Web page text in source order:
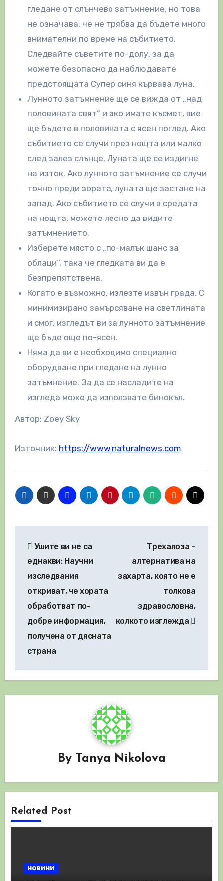
гледане от слънчево затъмнение, но това
не означава, че не трябва да бъдете много
внимателни по време на събитието.
Следвайте съветите по-долу, за да
можете безопасно да наблюдавате
предстоящата Супер синя кървава луна.
Лунното затъмнение ще се вижда от „над
половината свят“ и ако имате късмет, вие
ще бъдете в половината с ясен поглед. Ако
събитието се случи през нощта или малко
след залез слънце, Луната ще се издигне
на изток. Ако лунното затъмнение се случи
точно преди зората, луната ще застане на
запад. Ако събитието се случи в средата
на нощта, можете лесно да видите
затъмнението.
Изберете място с „по-малък шанс за
облаци“, така че гледката ви да е
безпрепятствена.
Когато е възможно, излезте извън града. С
минимизирано замърсяване на светлината
и смог, изгледът ви за лунното затъмнение
ще бъде още по-ясен.
Няма да ви е необходимо специално
оборудване при гледане на лунно
затъмнение. За да се насладите на
изгледа може да използвате бинокъл.
Автор: Zoey Sky
Източник: https://www.naturalnews.com
Ушите ви не са
еднакви: Научни
изследвания
откриват, че хората
обработват по-
добре информация,
получена от дясната
страна
Трехалоза –
алтернатива на
захарта, която не е
толкова
здравословна,
колкото изглежда
By Tanya Nikolova
Related Post
новини